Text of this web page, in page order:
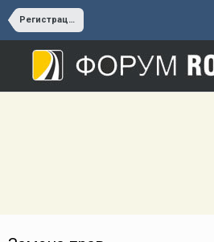
Регистрация ТС, ТО, замена прав и пр.